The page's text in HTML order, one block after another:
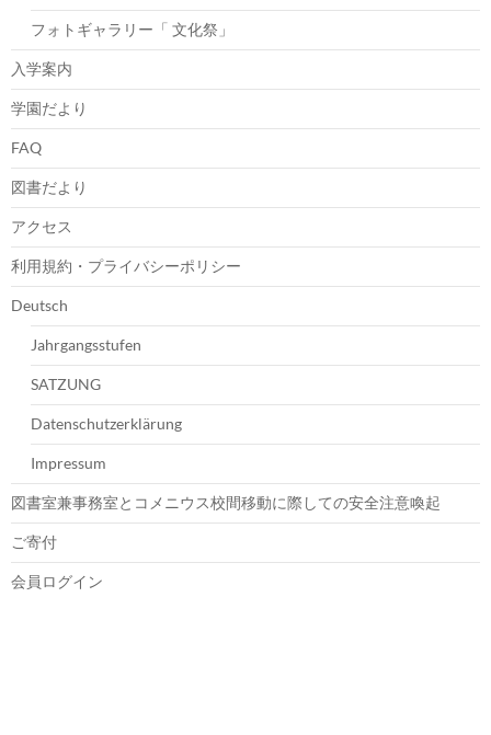
フォトギャラリー「 文化祭」
入学案内
学園だより
FAQ
図書だより
アクセス
利用規約・プライバシーポリシー
Deutsch
Jahrgangsstufen
SATZUNG
Datenschutzerklärung
Impressum
図書室兼事務室とコメニウス校間移動に際しての安全注意喚起
ご寄付
会員ログイン